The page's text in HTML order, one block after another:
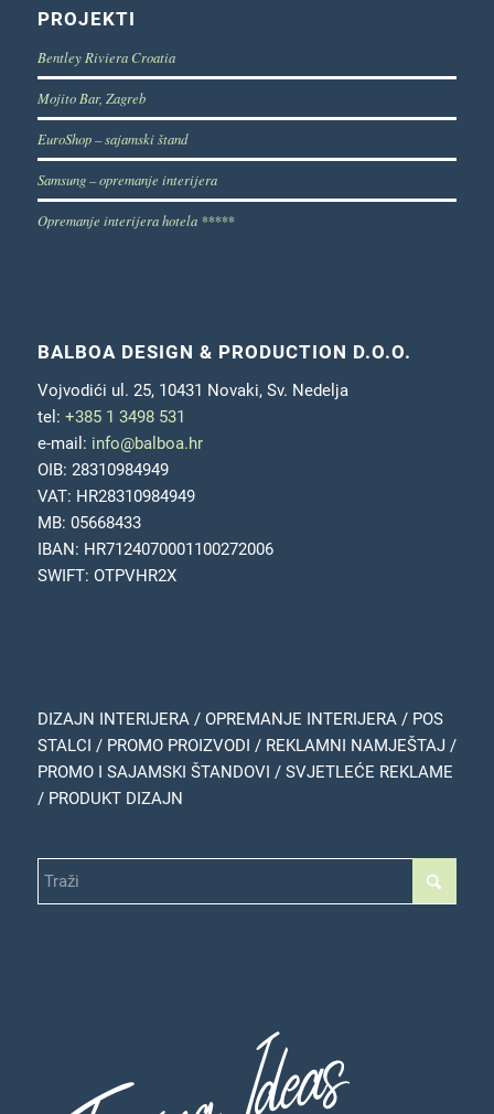
PROJEKTI
Bentley Riviera Croatia
Mojito Bar, Zagreb
EuroShop – sajamski štand
Samsung – opremanje interijera
Opremanje interijera hotela *****
BALBOA DESIGN & PRODUCTION D.O.O.
Vojvodići ul. 25, 10431 Novaki, Sv. Nedelja
tel: +385 1 3498 531
e-mail: info@balboa.hr
OIB: 28310984949
VAT: HR28310984949
MB: 05668433
IBAN: HR7124070001100272006
SWIFT: OTPVHR2X
DIZAJN INTERIJERA / OPREMANJE INTERIJERA / POS
STALCI / PROMO PROIZVODI / REKLAMNI NAMJEŠTAJ /
PROMO I SAJAMSKI ŠTANDOVI / SVJETLEĆE REKLAME
/ PRODUKT DIZAJN